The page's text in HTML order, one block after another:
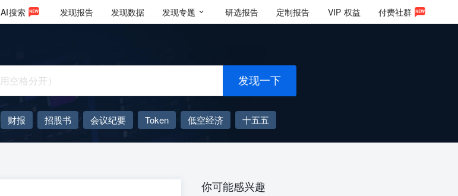
AI搜索 发现报告 发现数据 发现专题 研选报告 定制报告 VIP 权益 付费社群
发现一下
财报 招股书 会议纪要 Token 低空经济
十五五
AIGC
大模型
你可能感兴趣